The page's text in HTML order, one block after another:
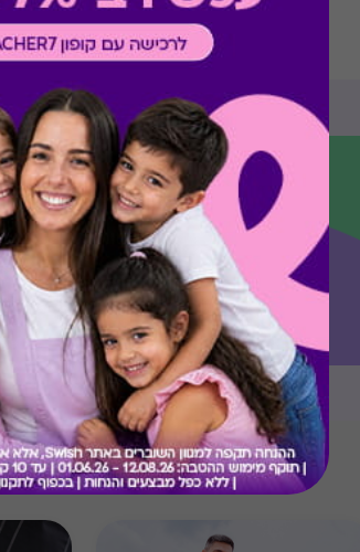
קיבלת מתנה
בירור יתרה בכרטיס
מתנות ששווה